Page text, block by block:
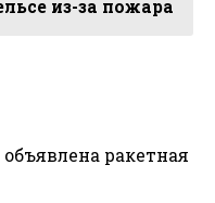
из-за пожара
ракетная